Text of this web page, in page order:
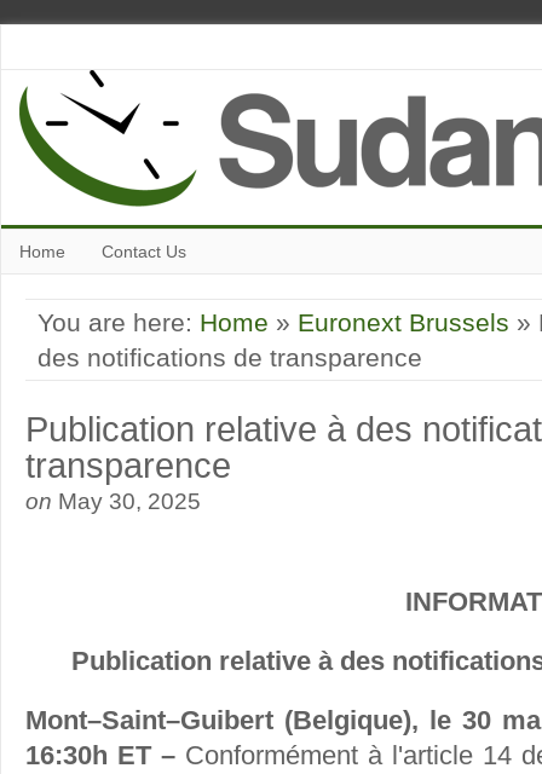
Home Contact Us
You are here: Home » Euronext Brussels »
des notifications de transparence
Publication relative à des
transparence
on May 30, 2025
Publication relative à des
Mont–Saint–Guibert (Belgique), le 30
16:30h ET – Conformément à l'article 14